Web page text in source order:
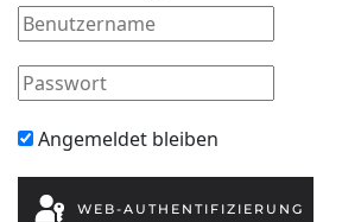
Angemeldet bleiben
WEB-AUTHENTIFIZIERUNG